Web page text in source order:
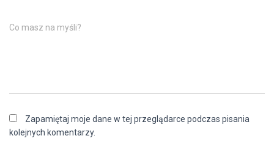
Co masz na myśli?
Zapamiętaj moje dane w tej przeglądarce podczas pisania
kolejnych komentarzy.